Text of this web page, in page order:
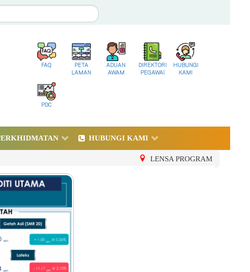
FAQ
PETA
LAMAN
ADUAN
AWAM
DIREKTORI
PEGAWAI
HUBUNGI
KAMI
PDC
HUBUNGI KAMI
LENSA PROGRAM